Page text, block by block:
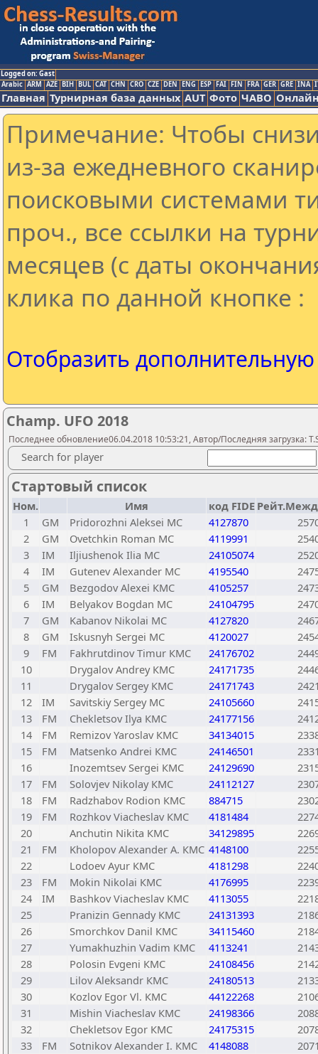
Logged on: Gast
Arabic ARM AZE BIH BUL CAT CHN CRO CZE DEN ENG ESP FAI FIN FRA GER GRE INA
Главная Турнирная база данных AUT Фото ЧАВО
Примечание: Чтобы
из-за ежедневного
поисковыми системами
проч., все ссылки на
месяцев (с даты
клика по данной кнопке :
Отобразить
Champ. UFO 2018
Последнее обновление06.04.2018 10:53:21, Автор/Последняя загрузка:
Search for player
Стартовый список
Ном. Имя код FIDE
1
GM Pridorozhni Aleksei МС 4127870
2
GM Ovetchkin Roman МС 4119991
3
IM Iljiushenok Ilia МС 24105074
4
IM Gutenev Alexander МС 4195540
5
GM Bezgodov Alexei КМС 4105257
6
IM Belyakov Bogdan МС 24104795
7
GM Kabanov Nikolai МС 4127820
8
GM Iskusnyh Sergei МС 4120027
9
FM Fakhrutdinov Timur КМС 24176702
10
Drygalov Andrey КМС 24171735
11
Drygalov Sergey КМС 24171743
12
IM Savitskiy Sergey МС 24105660
13
FM Chekletsov Ilya КМС 24177156
14
FM Remizov Yaroslav КМС 34134015
15
FM Matsenko Andrei КМС 24146501
16
Inozemtsev Sergei КМС 24129690
17
FM Solovjev Nikolay КМС 24112127
18
FM Radzhabov Rodion КМС 884715
19
FM Rozhkov Viacheslav КМС 4181484
20
Anchutin Nikita КМС 34129895
21
FM Kholopov Alexander A. КМС 4148100
22
Lodoev Ayur КМС 4181298
23
FM Mokin Nikolai КМС 4176995
24
IM Bashkov Viacheslav КМС 4113055
25
Pranizin Gennady КМС 24131393
26
Smorchkov Danil КМС 34115460
27
Yumakhuzhin Vadim КМС 4113241
28
Polosin Evgeni КМС 24108456
29
Lilov Aleksandr КМС 24180513
30
Kozlov Egor Vl. КМС 44122268
31
Mishin Viacheslav КМС 24198366
32
Chekletsov Egor КМС 24175315
33
FM Sotnikov Alexander I. КМС 4148088